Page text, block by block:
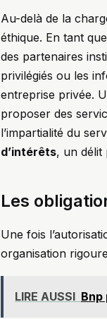
Au-delà de la
éthique. En tant
des partenaires
privilégiés ou les
entreprise privée.
proposer des
l’impartialité du
d’intérêts, un délit
Les
Une fois
organisation
LIRE AUSSI